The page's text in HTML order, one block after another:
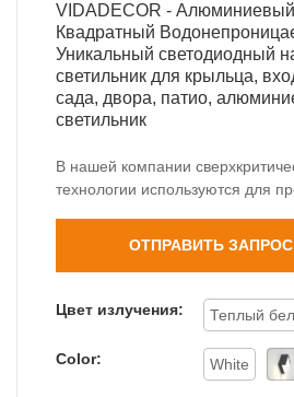
VIDADECOR -
Квадратный
Уникальный светодиодный
светильник для крыльца,
сада, двора, патио,
светильник
В нашей компании
технологии используются для
наружных настенных
светильник для крыльца,
патио, отлично работает и
выгоды для клиентов.
ОТПРАВИТЬ
Цвет излучения: Теплый
Color: White